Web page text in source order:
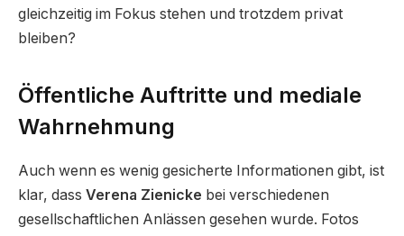
gleichzeitig im Fokus stehen und trotzdem privat
bleiben?
Öffentliche Auftritte und mediale
Wahrnehmung
Auch wenn es wenig gesicherte Informationen gibt, ist
klar, dass Verena Zienicke bei verschiedenen
gesellschaftlichen Anlässen gesehen wurde. Fotos